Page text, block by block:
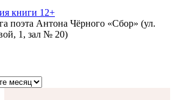
книги 12+
поэта Антона Чёрного «Сбор» (ул.
1, зал № 20)